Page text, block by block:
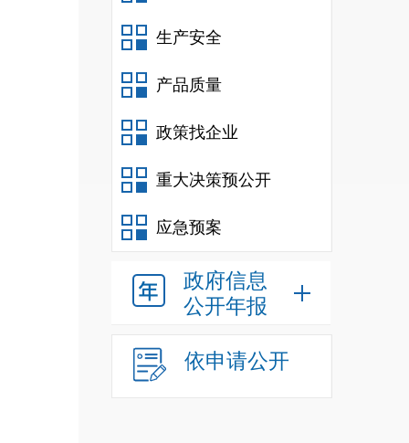
生产安全
产品质量
政策找企业
重大决策预公开
应急预案
政府信息
公开年报
依申请公开